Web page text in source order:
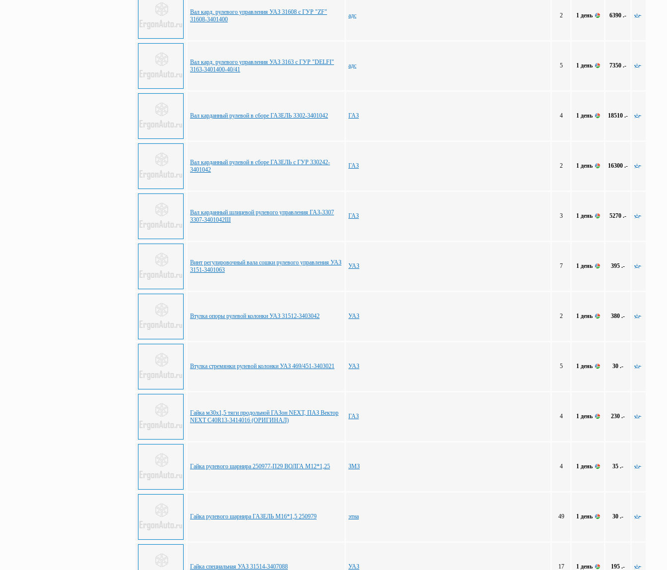
Вал кард. рулевого управления УАЗ 31608 с ГУР "ZF"
31608-3401400
адс 2 1 день 6390 .-
Вал кард. рулевого управления УАЗ 3163 с ГУР "DELFI"
3163-3401400-40/41
адс 5 1 день 7350 .-
Вал карданный рулевой в сборе ГАЗЕЛЬ 3302-3401042 ГАЗ 4 1 день 18510 .-
Вал карданный рулевой в сборе ГАЗЕЛЬ с ГУР 330242-
3401042
ГАЗ 2 1 день 16300 .-
Вал карданный шлицевой рулевого управления ГАЗ-3307
3307-3401042Ш
ГАЗ 3 1 день 5270 .-
Винт регулировочный вала сошки рулевого управления УАЗ
3151-3401063
УАЗ 7 1 день 395 .-
Втулка опоры рулевой колонки УАЗ 31512-3403042 УАЗ 2 1 день 380 .-
Втулка стремянки рулевой колонки УАЗ 469/451-3403021 УАЗ 5 1 день 30 .-
Гайка м30х1,5 тяги продольной ГАЗон NEXT, ПАЗ Вектор
NEXT С40R13-3414016 (ОРИГИНАЛ)
ГАЗ 4 1 день 230 .-
Гайка рулевого шарнира 250977-П29 ВОЛГА М12*1,25 ЗМЗ 4 1 день 35 .-
Гайка рулевого шарнира ГАЗЕЛЬ М16*1,5 250979 этна 49 1 день 30 .-
Гайка специальная УАЗ 31514-3407088 УАЗ 17 1 день 195 .-